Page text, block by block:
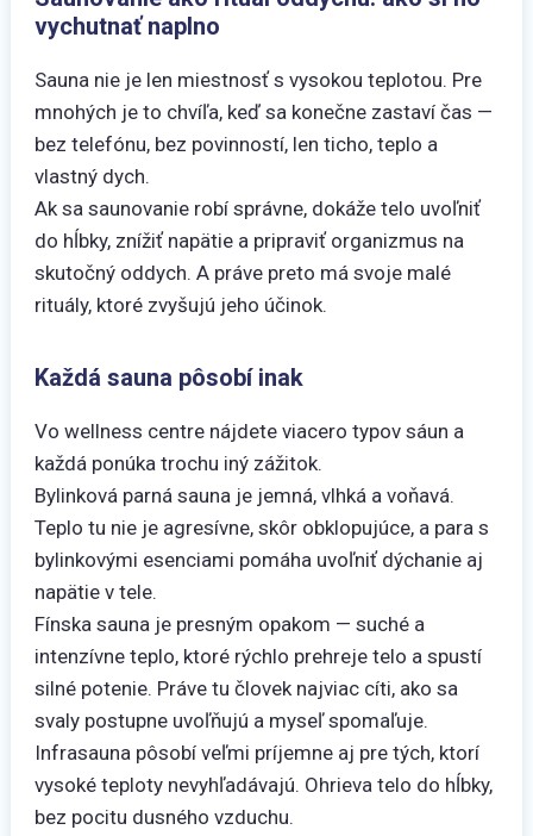
vychutnať naplno
Sauna nie je len miestnosť s vysokou teplotou. Pre
mnohých je to chvíľa, keď sa konečne zastaví čas —
bez telefónu, bez povinností, len ticho, teplo a
vlastný dych.
Ak sa saunovanie robí správne, dokáže telo uvoľniť
do hĺbky, znížiť napätie a pripraviť organizmus na
skutočný oddych. A práve preto má svoje malé
rituály, ktoré zvyšujú jeho účinok.
Každá sauna pôsobí inak
Vo wellness centre nájdete viacero typov sáun a
každá ponúka trochu iný zážitok.
Bylinková parná sauna je jemná, vlhká a voňavá.
Teplo tu nie je agresívne, skôr obklopujúce, a para s
bylinkovými esenciami pomáha uvoľniť dýchanie aj
napätie v tele.
Fínska sauna je presným opakom — suché a
intenzívne teplo, ktoré rýchlo prehreje telo a spustí
silné potenie. Práve tu človek najviac cíti, ako sa
svaly postupne uvoľňujú a myseľ spomaľuje.
Infrasauna pôsobí veľmi príjemne aj pre tých, ktorí
vysoké teploty nevyhľadávajú. Ohrieva telo do hĺbky,
bez pocitu dusného vzduchu.